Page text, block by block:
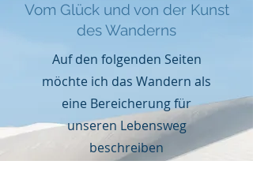
Vom Glück und von der Kunst
des Wanderns
Auf den folgenden Seiten
möchte ich das Wandern als
eine Bereicherung für
unseren Lebensweg
beschreiben